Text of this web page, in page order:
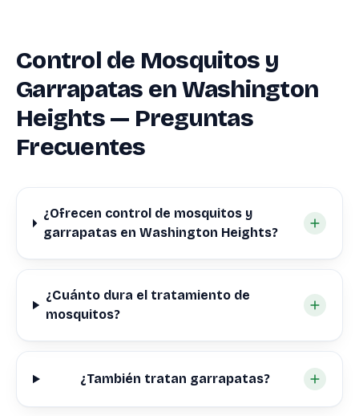
Control de Mosquitos y
Garrapatas en Washington
Heights — Preguntas
Frecuentes
¿Ofrecen control de mosquitos y
garrapatas en Washington Heights?
¿Cuánto dura el tratamiento de
mosquitos?
¿También tratan garrapatas?